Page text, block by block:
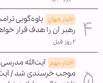
اخبار جهان یاوه‌گویی
رهبر آن را هدف قرار
۲ روز قبل
اخبار مهم آیت‌الله
موجب خرسندی شد / آیت